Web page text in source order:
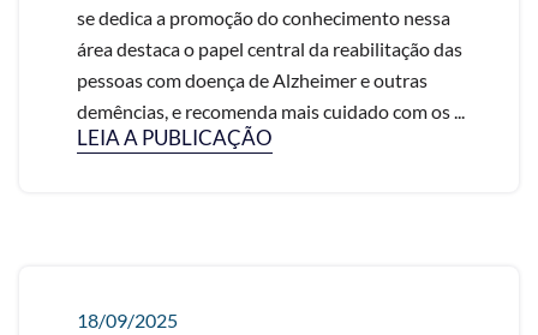
se dedica a promoção do conhecimento nessa
área destaca o papel central da reabilitação das
pessoas com doença de Alzheimer e outras
demências, e recomenda mais cuidado com os ...
LEIA A PUBLICAÇÃO
18/09/2025